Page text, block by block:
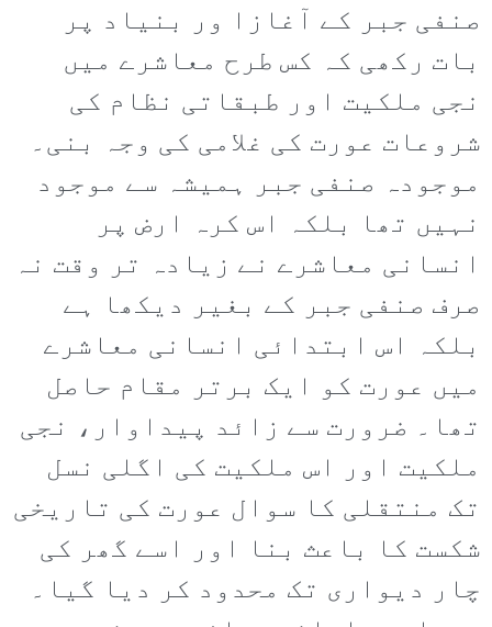
صنفی جبر کے آغازا ور بنیاد پر
بات رکھی کہ کس طرح معاشرے میں
نجی ملکیت اور طبقاتی نظام کی
شروعات عورت کی غلامی کی وجہ بنی۔
موجودہ صنفی جبر ہمیشہ سے موجود
نہیں تھا بلکہ اس کرہ ارض پر
انسانی معاشرے نے زیادہ تر وقت نہ
صرف صنفی جبر کے بغیر دیکھا ہے
بلکہ اس ابتدائی انسانی معاشرے
میں عورت کو ایک برتر مقام حاصل
تھا۔ ضرورت سے زائد پیداوار، نجی
ملکیت اور اس ملکیت کی اگلی نسل
تک منتقلی کا سوال عورت کی تاریخی
شکست کا باعث بنا اور اسے گھر کی
چار دیواری تک محدود کر دیا گیا۔